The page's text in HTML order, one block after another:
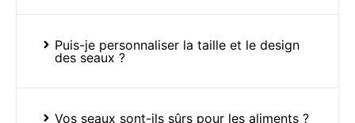
Puis-je personnaliser la taille et le design
des seaux ?
Vos seaux sont-ils sûrs pour les aliments ?